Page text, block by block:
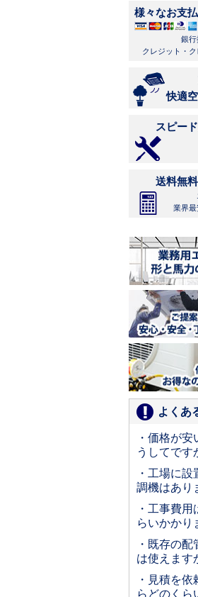
様々なお支
銀行
クレジット・
快適
スピー
送料無
業界
よくあ
・価格が
うしてです
・工場に設
調機はあり
・工事費用
らいかかり
・既存の配
は使えます
・見積を
らどのくら